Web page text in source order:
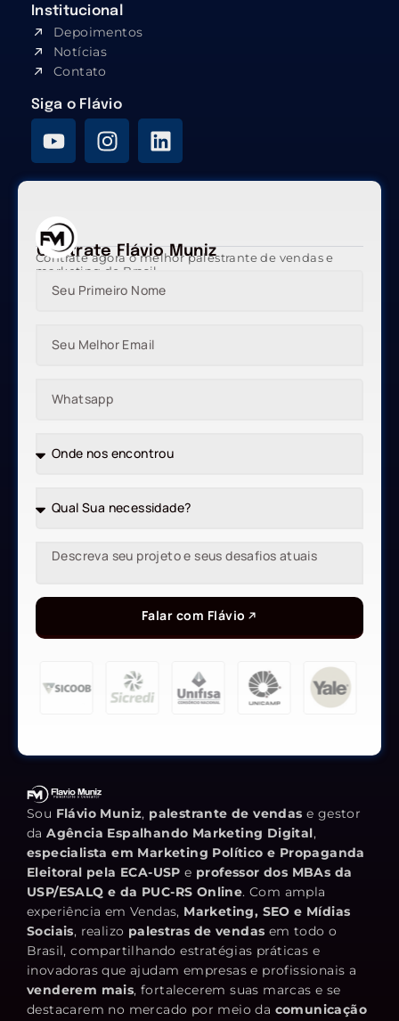
Institucional
Depoimentos
Notícias
Contato
Siga o Flávio
Contrate Flávio Muniz
Contrate agora o melhor palestrante de vendas e
marketing do Brasil
Falar com Flávio
Sou Flávio Muniz, palestrante de vendas e gestor
daAgência Espalhando Marketing Digital,
especialista em Marketing Político e Propaganda
Eleitoral pela ECA-USP e professor dos MBAs da
USP/ESALQ e da PUC-RS Online. Com ampla
experiência em Vendas, Marketing, SEO e Mídias
Sociais, realizo palestras de vendas em todo o
Brasil, compartilhando estratégias práticas e
inovadoras que ajudam empresas e profissionais a
venderem mais, fortalecerem suas marcas e se
destacarem no mercado por meio da comunicação